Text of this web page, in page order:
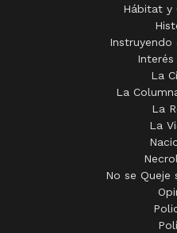
Hábitat y
Instruyendo
Interés
La
La
La
La
No se Queje